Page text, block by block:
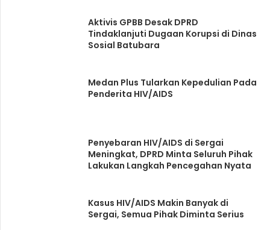
Aktivis GPBB Desak DPRD
Tindaklanjuti Dugaan Korupsi di Dinas
Sosial Batubara
Medan Plus Tularkan Kepedulian Pada
Penderita HIV/AIDS
Penyebaran HIV/AIDS di Sergai
Meningkat, DPRD Minta Seluruh Pihak
Lakukan Langkah Pencegahan Nyata
Kasus HIV/AIDS Makin Banyak di
Sergai, Semua Pihak Diminta Serius